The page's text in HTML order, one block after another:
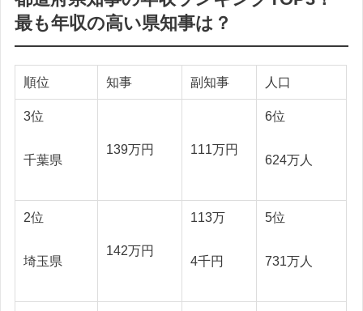
最も年収の高い県知事は？
順位 知事 副知事 人口
3位
千葉県
139万円 111万円
6位
624万人
2位
埼玉県
142万円
113万
4千円
5位
731万人